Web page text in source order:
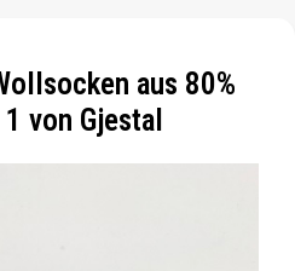
aus 80%
von Gjestal